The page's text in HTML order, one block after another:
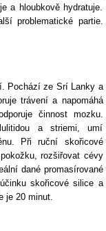
a hloubkově hydratuje.
problematické partie.
Pochází ze Srí Lanky a
trávení a napomáhá
činnost mozku.
a striemi, umí
Při ruční skořicové
rozšiřovat cévy
dané promasírované
skořicové silice a
je 20 minut.